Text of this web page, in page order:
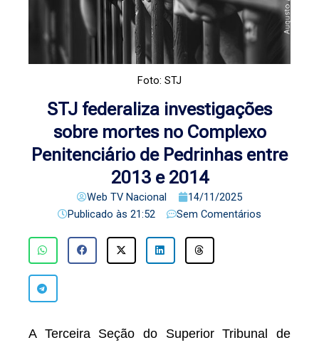
Foto: STJ
STJ federaliza investigações
sobre mortes no Complexo
Penitenciário de Pedrinhas entre
2013 e 2014
Web TV Nacional
14/11/2025
Publicado às 21:52 Sem Comentários
A Terceira Seção do Superior Tribunal de